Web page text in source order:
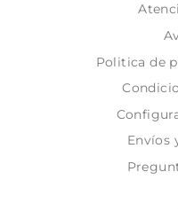
Politica de
Envíos